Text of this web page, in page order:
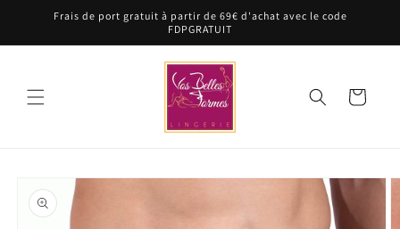
passerFrais de port gratuit à partir de 69€ d'achat avec le code
FDPGRATUIT
Panier
Passer aux
informations
produits